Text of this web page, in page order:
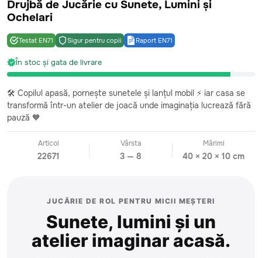
Drujbă de Jucărie cu Sunete, Lumini și
Ochelari
Testat EN71 Sigur pentru copii Raport EN71
În stoc și gata de livrare
🛠️ Copilul apasă, pornește sunetele și lanțul mobil ⚡ iar casa se
transformă într-un atelier de joacă unde imaginația lucrează fără
pauză 🧡
Articol
22671
Vârsta
3 — 8
Mărimi
40 × 20 × 10 cm
JUCĂRIE DE ROL PENTRU MICII MEȘTERI
Sunete, lumini și un
atelier imaginar acasă.
În stoc și gata de livrare
Jucărie testată conform standardelor europene EN71
Descarca raport EN71 (PDF)